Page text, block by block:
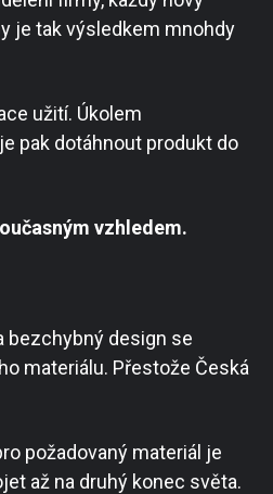
je tak výsledkem mnohdy
užití. Úkolem
pak dotáhnout produkt do
vzhledem.
bezchybný design se
materiálu. Přestože Česká
požadovaný materiál je
až na druhý konec světa.